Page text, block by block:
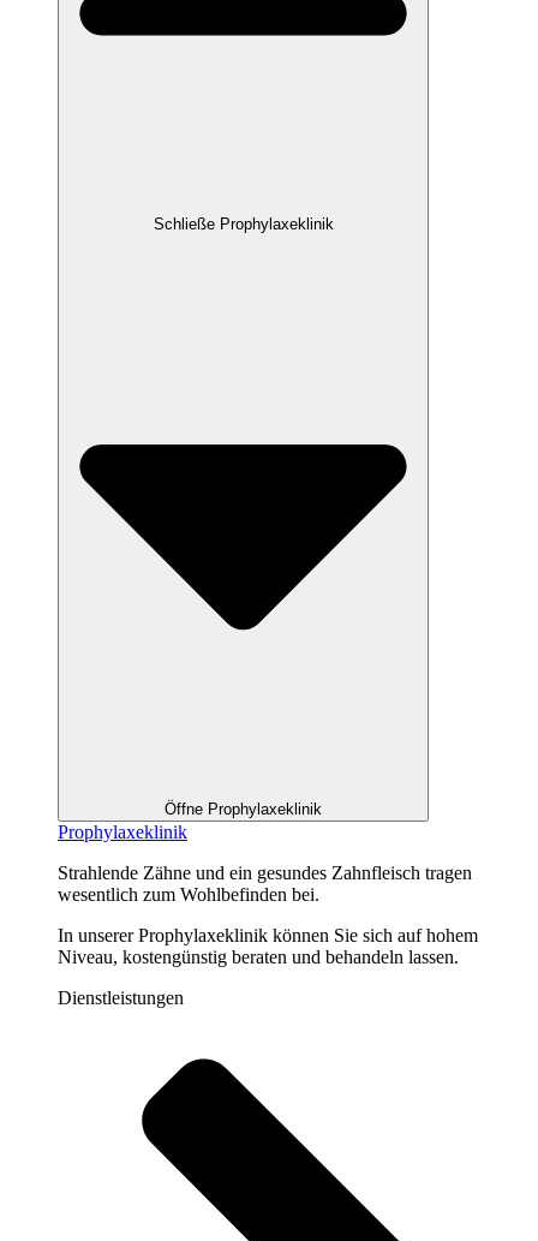
Schließe Prophylaxeklinik
Öffne Prophylaxeklinik
Prophylaxeklinik
Strahlende Zähne und ein gesundes Zahnfleisch tragen
wesentlich zum Wohlbefinden bei.
In unserer Prophylaxeklinik können Sie sich auf hohem
Niveau, kostengünstig beraten und behandeln lassen.
Dienstleistungen